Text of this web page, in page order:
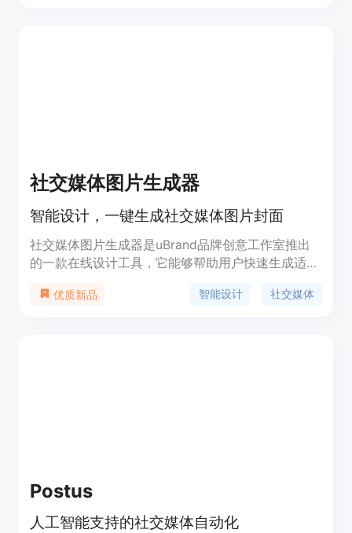
社交媒体图片生成器
智能设计，一键生成社交媒体图片封面
社交媒体图片生成器是uBrand品牌创意工作室推出
的一款在线设计工具，它能够帮助用户快速生成适合
化了设计流程，提高了设计效率，使得即使是设计新
优质新品 智能设计 社交媒体
Postus
人工智能支持的社交媒体自动化